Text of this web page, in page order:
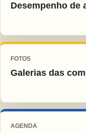
Desempenho de
FOTOS
Galerias das
AGENDA